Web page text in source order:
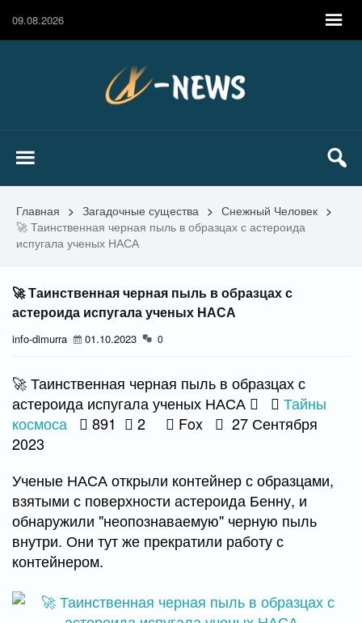
09.08.2026
Главная > Загадочные существа > Снежный Человек >
🚀 Таинственная черная пыль в образцах с астероида
испугала ученых НАСА
🚀 Таинственная черная пыль в образцах с
астероида испугала ученых НАСА
info-dimurra 01.10.2023 0
🚀 Таинственная черная пыль в образцах с
астероида испугала ученых НАСА
Тайны
космоса
891 2 Fox
27 Сентября
2023
Ученые НАСА открыли контейнер с образцами,
взятыми с поверхности астероида Бенну, и
обнаружили "неопознаваемую" черную пыль
внутри. Они тут же прекратили работу с
контейнером.